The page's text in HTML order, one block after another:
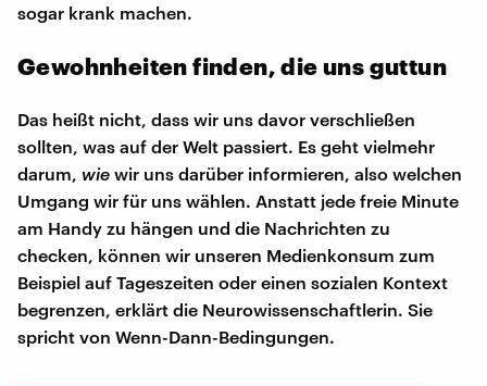
sogar krank machen.
Gewohnheiten finden, die uns guttun
Das heißt nicht, dass wir uns davor verschließen
sollten, was auf der Welt passiert. Es geht vielmehr
darum, wie wir uns darüber informieren, also welchen
Umgang wir für uns wählen. Anstatt jede freie Minute
am Handy zu hängen und die Nachrichten zu
checken, können wir unseren Medienkonsum zum
Beispiel auf Tageszeiten oder einen sozialen Kontext
begrenzen, erklärt die Neurowissenschaftlerin. Sie
spricht von Wenn-Dann-Bedingungen.